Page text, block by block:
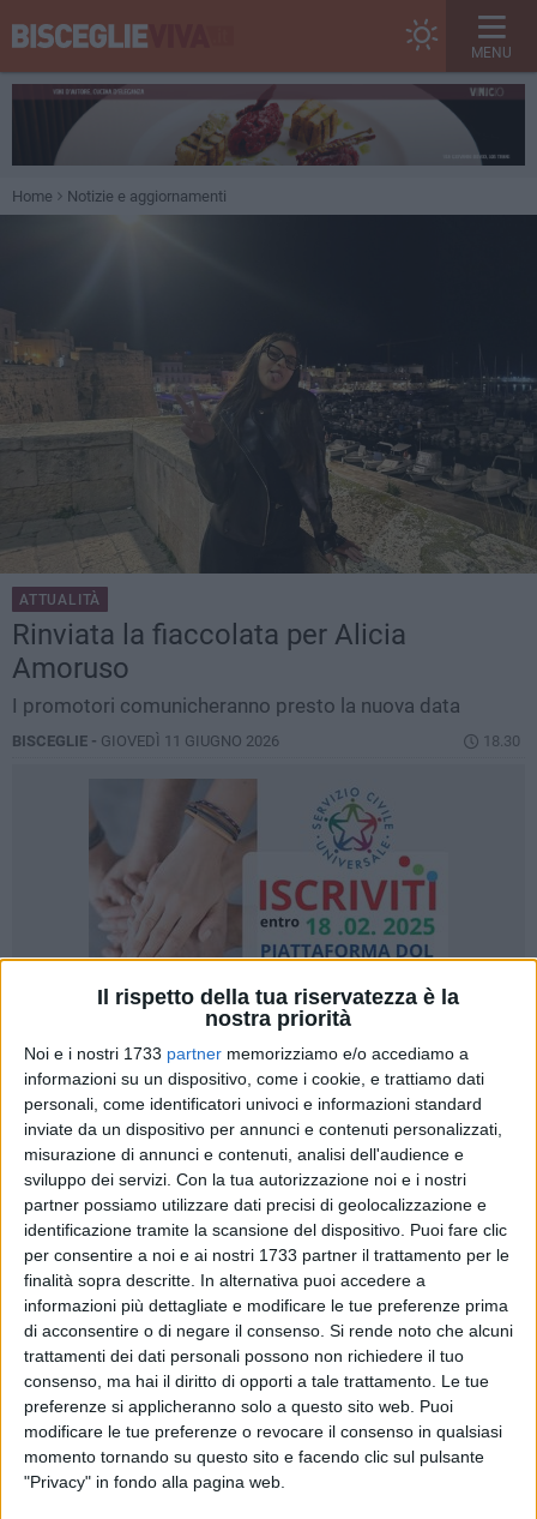
Il rispetto della tua riservatezza è la
nostra priorità
Noi e i nostri 1733 partner memorizziamo e/o accediamo a
informazioni su un dispositivo, come i cookie, e trattiamo dati
personali, come identificatori univoci e informazioni standard
inviate da un dispositivo per annunci e contenuti personalizzati,
misurazione di annunci e contenuti, analisi dell'audience e
sviluppo dei servizi. Con la tua autorizzazione noi e i nostri
partner possiamo utilizzare dati precisi di geolocalizzazione e
identificazione tramite la scansione del dispositivo. Puoi fare clic
per consentire a noi e ai nostri 1733 partner il trattamento per le
finalità sopra descritte. In alternativa puoi accedere a
informazioni più dettagliate e modificare le tue preferenze prima
di acconsentire o di negare il consenso. Si rende noto che alcuni
trattamenti dei dati personali possono non richiedere il tuo
consenso, ma hai il diritto di opporti a tale trattamento. Le tue
preferenze si applicheranno solo a questo sito web. Puoi
modificare le tue preferenze o revocare il consenso in qualsiasi
momento tornando su questo sito e facendo clic sul pulsante
"Privacy" in fondo alla pagina web.
MENU
Home Notizie e aggiornamenti
ATTUALITÀ
Rinviata la fiaccolata per Alicia
Amoruso
I promotori comunicheranno presto la nuova data
BISCEGLIE - GIOVEDÌ 11 GIUGNO 2026 18.30
La pioggia e le condizioni meteo avverse non hanno reso
possibile lo svolgimento della fiaccolata in ricordo di Alicia
Amoruso, programmata per giovedì 11 giugno dalle ore 18.
L'iniziativa era stata lanciata dal comitato "Alicia vive" in
memoria della dodicenne che ha perso la vita in via Gaetano
Veneziano a causa del crollo di un grosso pino lo scorso 13
aprile.
Questo il messaggio con il quale avevano chiamato a
raccolta i biscegliesi: «Tutta la cittadinanza è invitata a